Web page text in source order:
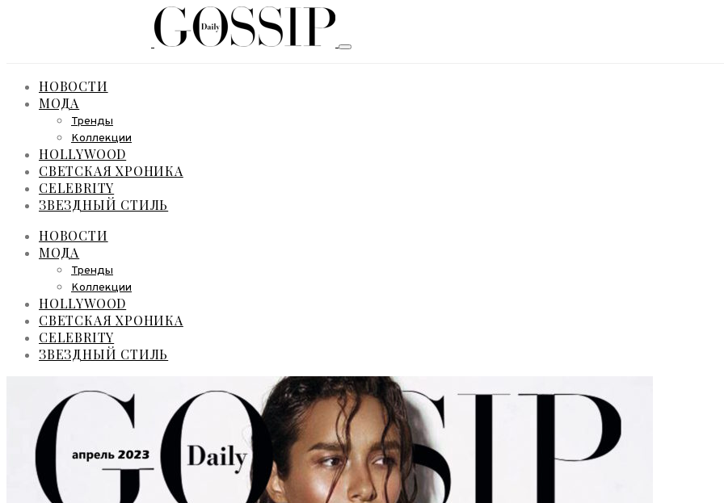
НОВОСТИ
МОДА
Тренды
Коллекции
HOLLYWOOD
СВЕТСКАЯ ХРОНИКА
CELEBRITY
ЗВЕЗДНЫЙ СТИЛЬ
НОВОСТИ
МОДА
Тренды
Коллекции
HOLLYWOOD
СВЕТСКАЯ ХРОНИКА
CELEBRITY
ЗВЕЗДНЫЙ СТИЛЬ